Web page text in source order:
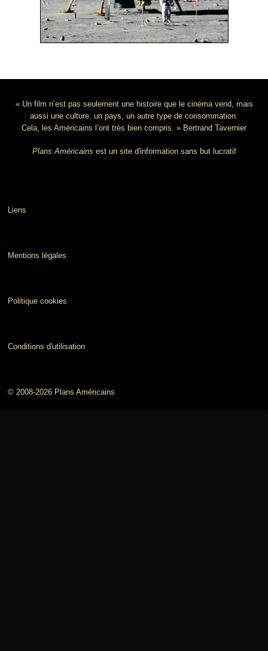
« Un film n’est pas seulement une histoire que le cinéma vend, mais
aussi une culture, un pays, un autre type de consommation.
Cela, les Américains l’ont très bien compris. » Bertrand Tavernier
Plans Américains est un site d'information sans but lucratif
Liens
Mentions légales
Politique cookies
Conditions d'utilisation
© 2008-2026 Plans Américains